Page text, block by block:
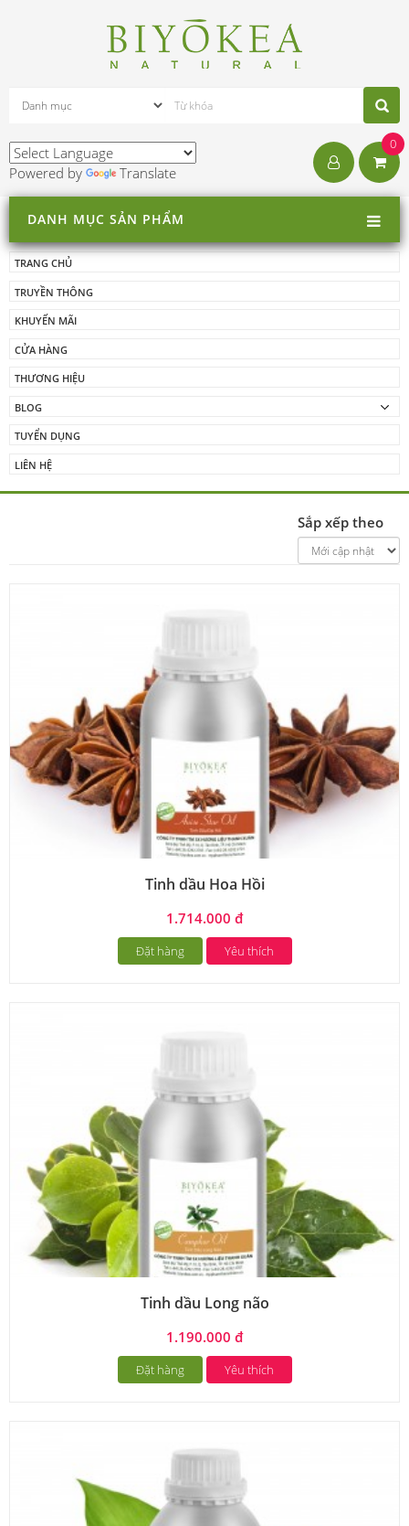
Powered by Translate
0
DANH MỤC SẢN PHẨM
TRANG CHỦ
TRUYỀN THÔNG
KHUYẾN MÃI
CỬA HÀNG
THƯƠNG HIỆU
BLOG
TUYỂN DỤNG
LIÊN HỆ
Sắp xếp theo
Tinh dầu Hoa Hồi
1.714.000 đ
Đặt hàng Yêu thích
Tinh dầu Long não
1.190.000 đ
Đặt hàng Yêu thích